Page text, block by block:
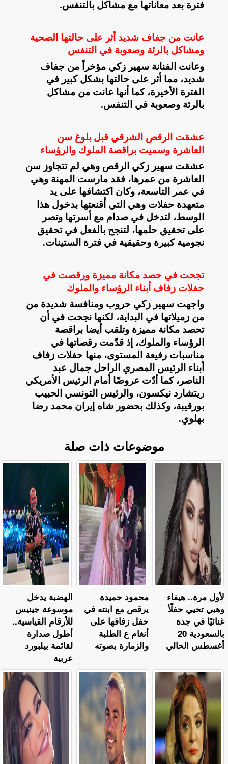
فترة بعد معاناتها مع مشاكل بالتنفس.
عانت من جفاف شديد أثر على حالتها الصحية
ومشاكل بالرئة وصعوبة في التنفس
وعانت الفنانة سهير زكي مؤخراً من جفاف
شديد، مما أثر على حالتها بشكل كبير في
الفترة الأخيرة، كما أنها عانت من مشاكل
بالرئة وصعوبة في التنفس.
عشقت الرقص الشرقي قبل بلوغ سن
العاشرة وسميت براقصة الملوك والرؤساء
عشقت سهير زكي الرقص وهي لم تتجاوز سن
العاشرة من عمرها، فقد مارست المهنة وهي
في عمر التاسعة، وكان اكتشافها على يد
متعهدة حفلات وهي التي أقنعتها بدخول هذا
الوسط، لتدخل في صدام مع أسرتها وتصر
على تحقيق حلمها، لتنجح بالفعل في تحقيق
نجومية كبيرة وحقيقية في فترة الستينات.
تجحت في حصد مكانة مميزة ورقصت في
حفلات زفاف أبناء الرؤساء والملوك
واجهت سهير زكي حروب ومنافسة شديدة من
من زميلاتها في البداية، لكنها نجحت في أن
تحصد مكانة مميزة وتلقب أيضا براقصة
الرؤساء والملوك، إذ قدّمت رقصاتها في
مناسبات رفيعة المستوى، منها حفلات زفاف
أبناء الرئيس المصري الراحل جمال عبد
الناصر، كما أدّت عروضًا أمام الرئيس الأمريكي
ريتشارد نيكسون، والرئيس التونسي الحبيب
بورقيبة، وكذلك بحضور شاه إيران محمد رضا
بهلوي.
موضوعات ذات صلة
الهضبة يدخل
موسوعة جينيس
للأرقام القياسية..
أطول صدارة
لقائمة بيلبورد
عربية
محمود حميدة
يرقص مع ابنته في
حفل زفافها على
أنغام ع الطلبة
والزمارة بصوته
لأول مرة.. هيفاء
وهبي تحيي حفلًأ
غنائيًا في جدة
بالسعودية 20
أغسطس الحالي